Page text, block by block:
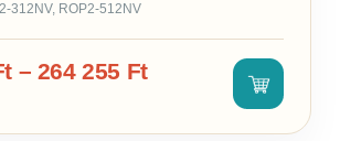
312NV, ROP2-512NV
– 264 255 Ft